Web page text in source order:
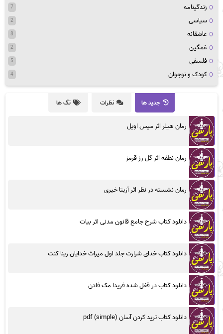
زندگینامه 7
سیاسی 2
عاشقانه 8
غمگین 2
فلسفی 5
کودک و نوجوان 4
جدید ها نظرات تگ ها
رمان هیلر اثر میس اویل
رمان نطفه اثر گل رز قرمز
رمان نشسته در نظر اثر آزیتا خیری
دانلود کتاب شرح جامع قانون مدنی اثر بیات
دانلود کتاب خدای شرارت جلد اول میراث خدایان رینا کنت
دانلود کتاب در قفل شده فریدا مک فادن
دانلود کتاب ترید کردن آسان (simple) pdf